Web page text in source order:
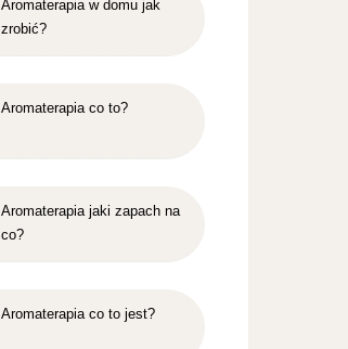
Aromaterapia w domu jak
zrobić?
Aromaterapia co to?
Aromaterapia jaki zapach na
co?
Aromaterapia co to jest?